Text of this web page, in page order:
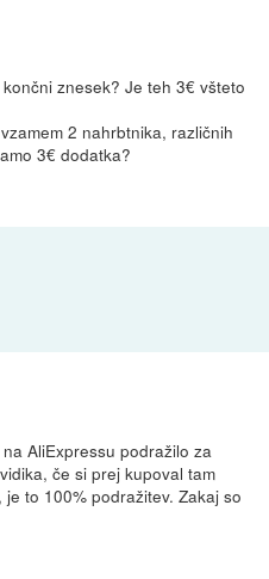
znesek? Je teh 3€ všteto
2 nahrbtnika, različnih
3€ dodatka?
AliExpressu podražilo za
če si prej kupoval tam
to 100% podražitev. Zakaj so